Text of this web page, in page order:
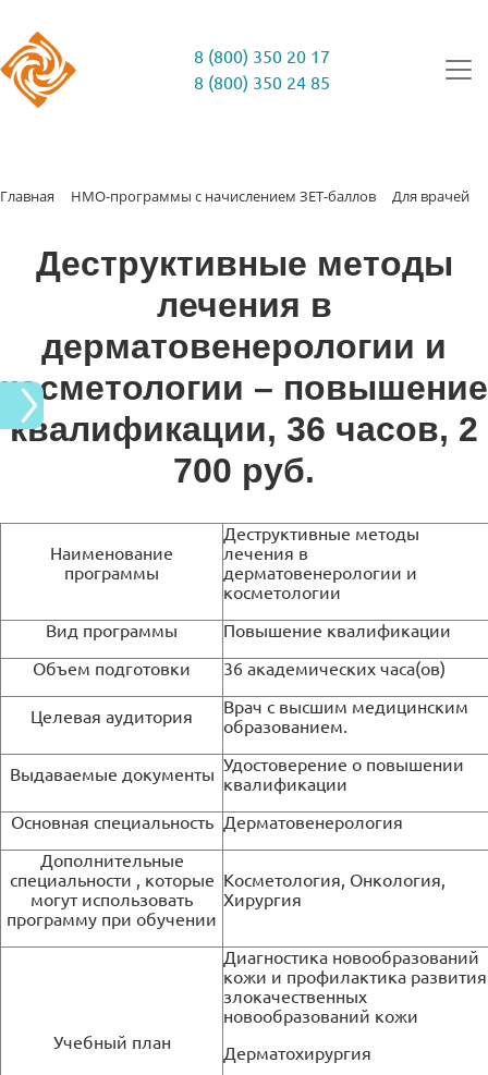
8 (800) 350 20 17
8 (800) 350 24 85
Главная НМО-программы с начислением ЗЕТ-баллов Для врачей
Деструктивные методы
лечения в
дерматовенерологии и
косметологии – повышение
квалификации, 36 часов, 2
700 руб.
Наименование
программы
Деструктивные методы
лечения в
дерматовенерологии и
косметологии
Вид программы
Повышение квалификации
Объем подготовки
36 академических часа(ов)
Целевая аудитория
Врач с высшим медицинским
образованием.
Выдаваемые документы Удостоверение о повышении
квалификации
Основная специальность Дерматовенерология
Дополнительные
специальности , которые
могут использовать
программу при обучении
Косметология, Онкология,
Хирургия
Учебный план
Диагностика новообразований
кожи и профилактика развития
злокачественных
новообразований кожи
Дерматохирургия